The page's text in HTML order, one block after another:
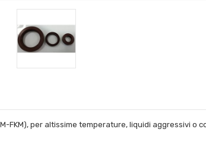
FKM), per altissime temperature, liquidi aggressivi o